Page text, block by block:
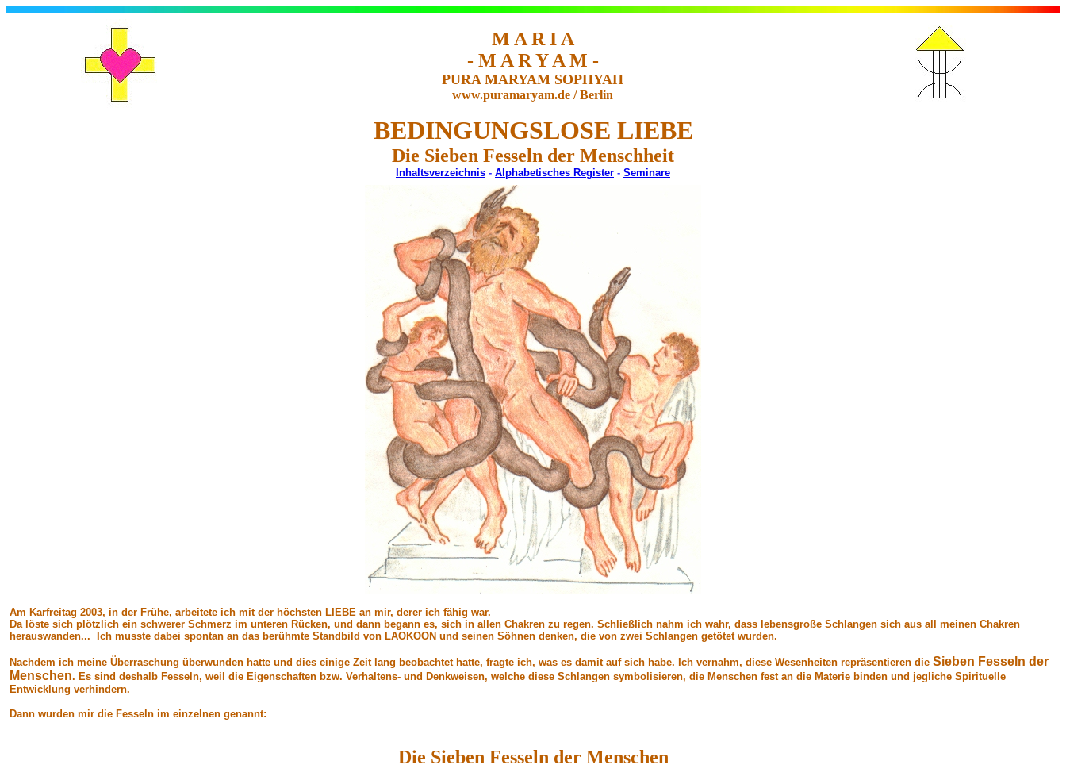
M A R I A
- M A R Y A M -
PURA MARYAM SOPHYAH
www.puramaryam.de / Berlin
BEDINGUNGSLOSE LIEBE
Die Sieben Fesseln der Menschheit
Inhaltsverzeichnis - Alphabetisches Register - Seminare
Am Karfreitag 2003, in der Frühe, arbeitete ich mit der höchsten LIEBE an mir, derer ich fähig war.
Da löste sich plötzlich ein schwerer Schmerz im unteren Rücken, und dann begann es, sich in allen Chakren zu regen. Schließlich nahm ich wahr, dass lebensgroße Schlangen sich aus all meinen Chakren
herauswanden... Ich musste dabei spontan an das berühmte Standbild von LAOKOON und seinen Söhnen denken, die von zwei Schlangen getötet wurden.
Nachdem ich meine Überraschung überwunden hatte und dies einige Zeit lang beobachtet hatte, fragte ich, was es damit auf sich habe. Ich vernahm, diese Wesenheiten repräsentieren die Sieben Fesseln der
Menschen. Es sind deshalb Fesseln, weil die Eigenschaften bzw. Verhaltens- und Denkweisen, welche diese Schlangen symbolisieren, die Menschen fest an die Materie binden und jegliche Spirituelle
Entwicklung verhindern.
Dann wurden mir die Fesseln im einzelnen genannt:
Die Sieben Fesseln der Menschen